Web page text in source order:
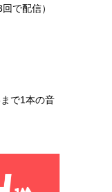
で配信）
で1本の音